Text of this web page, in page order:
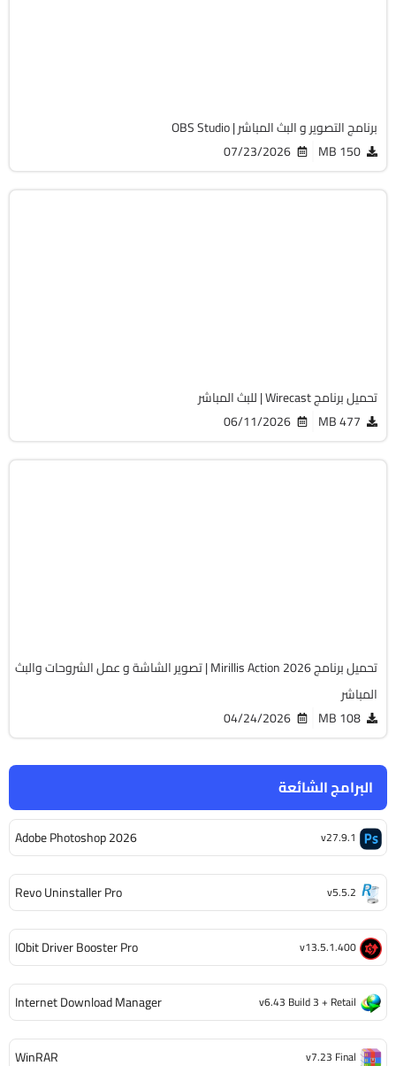
البرامج الشائعة
Adobe Photoshop 2026 v27.9.1
Revo Uninstaller Pro v5.5.2
IObit Driver Booster Pro v13.5.1.400
Internet Download Manager v6.43 Build 3 + Retail
WinRAR v7.23 Final
برنامج التصوير و البث المباشر | OBS Studio
150 MB
07/23/2026
تحميل برنامج Wirecast | للبث المباشر
477 MB
06/11/2026
تحميل برنامج Mirillis Action 2026 | تصوير الشاشة و عمل الشروحات والبث
المباشر
108 MB
04/24/2026